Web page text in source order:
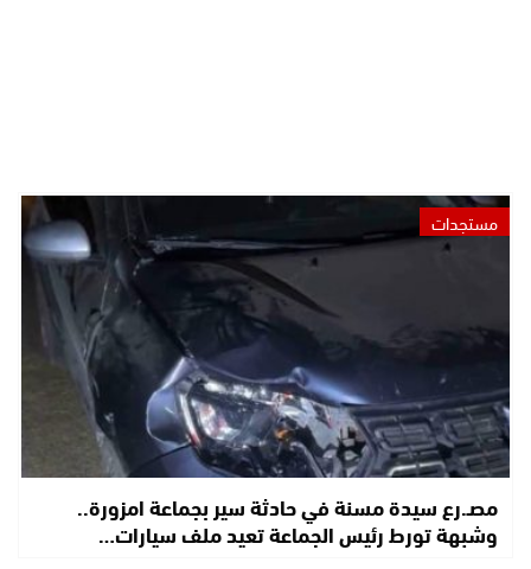
مستجدات
مصـ.رع سيدة مسنة في حادثة سير بجماعة امزورة..
وشبهة تورط رئيس الجماعة تعيد ملف سيارات…